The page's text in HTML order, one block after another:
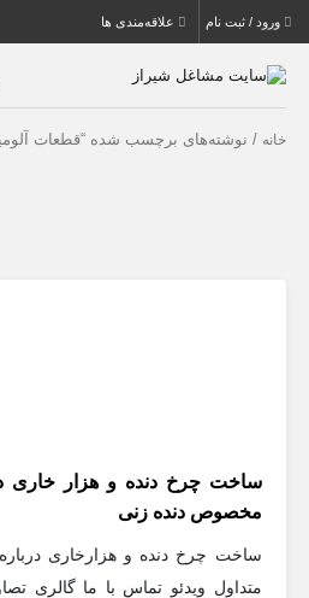
ورود / ثبت نام علاقه‌مندی ها
خانه / نوشته‌های برچسب شده “قطعات
ساخت چرخ دنده و هزار خاری
مخصوص دنده زنی
ساخت چرخ دنده و هزارخاری
متداول ویدئو تماس با ما گالری